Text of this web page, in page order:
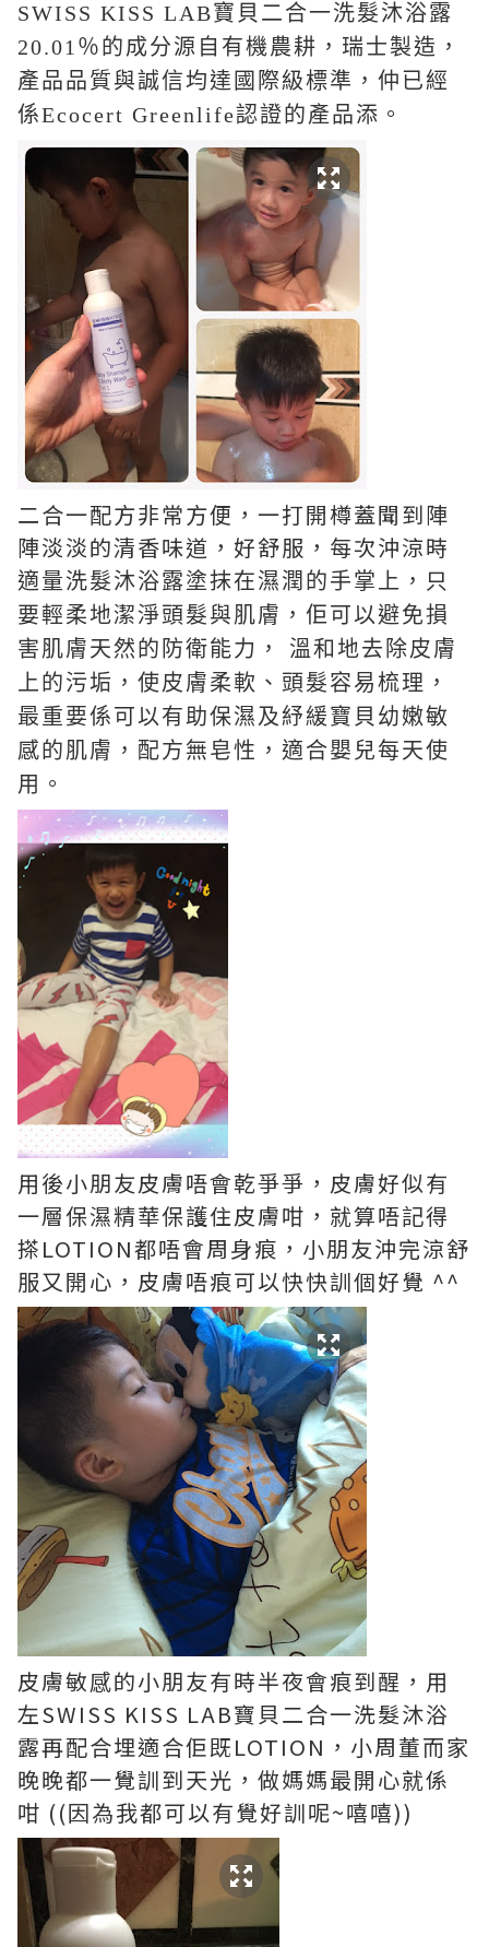
SWISS KISS LAB寶貝二合一洗髮沐浴露
20.01％的成分源自有機農耕， 瑞士製造，
產品品質與誠信均達國際級標準，仲 已經
係Ecocert Greenlife認證的產品添。
二合一配方非常方便，一打開樽蓋聞到陣
陣淡淡的清香味道，好舒服，每次沖涼時
適量洗髮沐浴露塗抹在濕潤的手掌上， 只
要輕柔地潔淨頭髮與肌膚，佢可以避免損
害肌膚天然的防衛能力，
溫和地去除皮膚
上的污垢，使皮膚柔軟、頭髮容易梳理，
最重要係可以有助保濕及紓緩寶貝幼嫩敏
感的肌膚，配方無皂性，適合嬰兒每天使
用。
用後小朋友皮膚唔會乾爭爭，皮膚好似有
一層保濕精華保護住皮膚咁，就算唔記得
搽LOTION都唔會周身痕，小朋友沖完涼舒
服又開心，皮膚唔痕可以快快訓個好覺 ^^
皮膚敏感的小朋友有時半夜會痕到醒，用
左SWISS KISS LAB寶貝二合一洗髮沐浴
露再配合埋適合佢既LOTION，小周董而家
晚晚都一覺訓到天光，做媽媽最開心就係
咁 ((因為我都可以有覺好訓呢~嘻嘻))